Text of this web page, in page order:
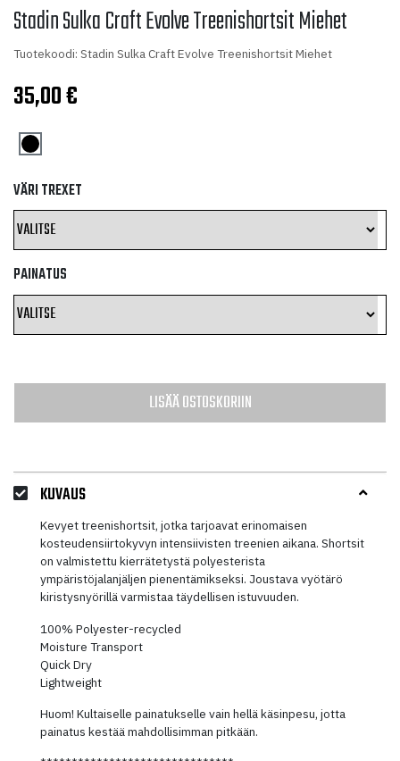
Stadin Sulka Craft Evolve Treenishortsit Miehet
Tuotekoodi: Stadin Sulka Craft Evolve Treenishortsit Miehet
35,00€
VÄRI TREXET
PAINATUS
LISÄÄ OSTOSKORIIN
KUVAUS
Kevyet treenishortsit, jotka tarjoavat erinomaisen
kosteudensiirtokyvyn intensiivisten treenien aikana. Shortsit
on valmistettu kierrätetystä polyesterista
ympäristöjalanjäljen pienentämikseksi. Joustava vyötärö
kiristysnyörillä varmistaa täydellisen istuvuuden.
100% Polyester-recycled
Moisture Transport
Quick Dry
Lightweight
Huom! Kultaiselle painatukselle vain hellä käsinpesu, jotta
painatus kestää mahdollisimman pitkään.